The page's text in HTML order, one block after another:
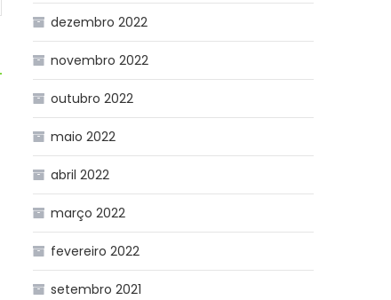
dezembro 2022
novembro 2022
outubro 2022
maio 2022
abril 2022
março 2022
fevereiro 2022
setembro 2021